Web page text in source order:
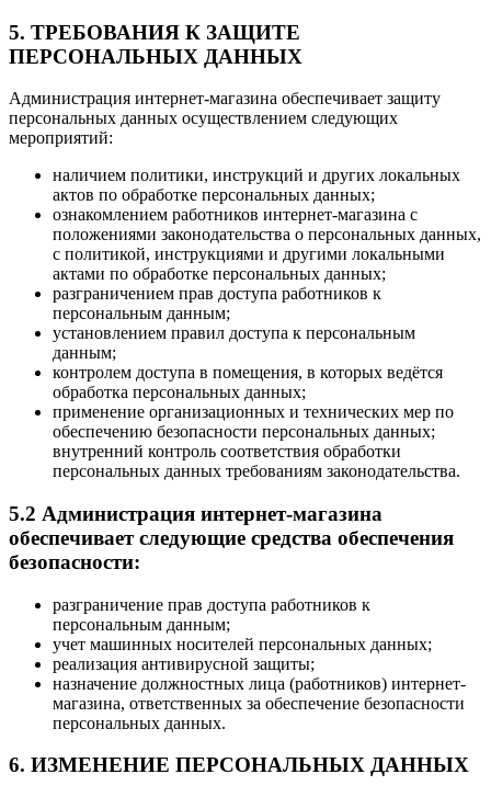
5. ТРЕБОВАНИЯ К ЗАЩИТЕ
ПЕРСОНАЛЬНЫХ ДАННЫХ
Администрация интернет-магазина обеспечивает защиту
персональных данных осуществлением следующих
мероприятий:
наличием политики, инструкций и других локальных
актов по обработке персональных данных;
ознакомлением работников интернет-магазина с
положениями законодательства о персональных данных,
с политикой, инструкциями и другими локальными
актами по обработке персональных данных;
разграничением прав доступа работников к
персональным данным;
установлением правил доступа к персональным
данным;
контролем доступа в помещения, в которых ведётся
обработка персональных данных;
применение организационных и технических мер по
обеспечению безопасности персональных данных;
внутренний контроль соответствия обработки
персональных данных требованиям законодательства.
5.2 Администрация интернет-магазина
обеспечивает следующие средства обеспечения
безопасности:
разграничение прав доступа работников к
персональным данным;
учет машинных носителей персональных данных;
реализация антивирусной защиты;
назначение должностных лица (работников) интернет-
магазина, ответственных за обеспечение безопасности
персональных данных.
6. ИЗМЕНЕНИЕ ПЕРСОНАЛЬНЫХ ДАННЫХ